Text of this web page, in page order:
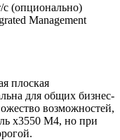
с (опционально)
Management
плоская
для общих бизнес-
возможностей,
x3550 M4, но при